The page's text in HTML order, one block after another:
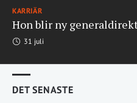
KARRIÄR
Hon blir ny
31 juli
DET SENASTE